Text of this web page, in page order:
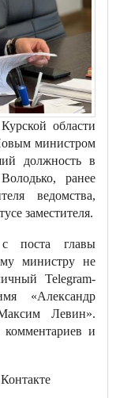
области
министром
должность в
ранее
ведомства,
заместителя.
поста главы
министру не
Telegram-
«Александр
Левин».
и